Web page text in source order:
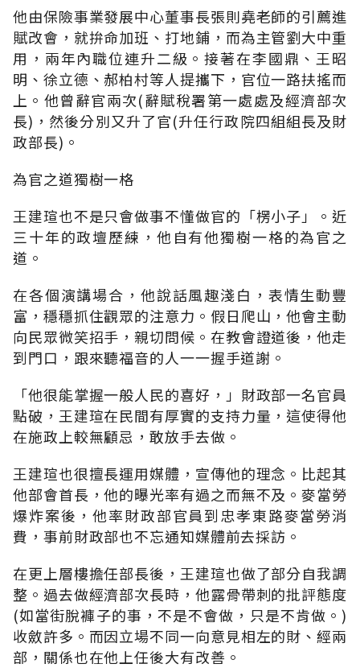
他由保險事業發展中心董事長張則堯老師的引薦進
賦改會，就拚命加班、打地鋪，而為主管劉大中重
用，兩年內職位連升二級。接著在李國鼎、王昭
明、徐立德、郝柏村等人提攜下，官位一路扶搖而
上。他曾辭官兩次(辭賦稅署第一處處及經濟部次
長)，然後分別又升了官(升任行政院四組組長及財
政部長)。
為官之道獨樹一格
王建瑄也不是只會做事不懂做官的「楞小子」。近
三十年的政壇歷練，他自有他獨樹一格的為官之
道。
在各個演講場合，他說話風趣淺白，表情生動豐
富，穩穩抓住觀眾的注意力。假日爬山，他會主動
向民眾微笑招手，親切問候。在教會證道後，他走
到門口，跟來聽福音的人一一握手道謝。
「他很能掌握一般人民的喜好，」財政部一名官員
點破，王建瑄在民間有厚實的支持力量，這使得他
在施政上較無顧忌，敢放手去做。
王建瑄也很擅長運用媒體，宣傳他的理念。比起其
他部會首長，他的曝光率有過之而無不及。麥當勞
爆炸案後，他率財政部官員到忠孝東路麥當勞消
費，事前財政部也不忘通知媒體前去採訪。
在更上層樓擔任部長後，王建瑄也做了部分自我調
整。過去做經濟部次長時，他露骨帶刺的批評態度
(如當街脫褲子的事，不是不會做，只是不肯做。)
收斂許多。而因立場不同一向意見相左的財、經兩
部，關係也在他上任後大有改善。